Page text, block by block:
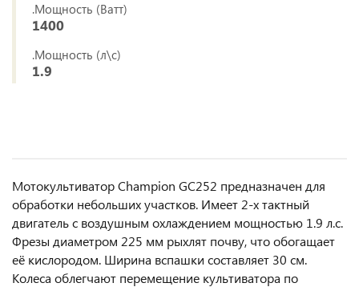
.Мощность (Ватт)
1400
.Мощность (л\с)
1.9
Мотокультиватор Champion GC252 предназначен для
обработки небольших участков. Имеет 2-х тактный
двигатель с воздушным охлаждением мощностью 1.9 л.с.
Фрезы диаметром 225 мм рыхлят почву, что обогащает
её кислородом. Ширина вспашки составляет 30 см.
Колеса облегчают перемещение культиватора по